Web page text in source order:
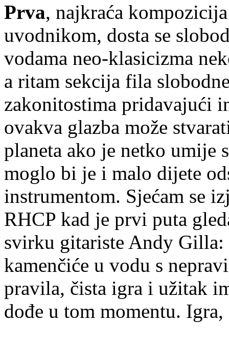
Prva, najkraća
uvodnikom, dosta se
vodama neo-klasicizma
a ritam sekcija fila
zakonitostima pridavajući
ovakva glazba može
planeta ako je netko umije
moglo bi je i malo dijete
instrumentom. Sjećam se
RHCP kad je prvi puta
svirku gitariste Andy Gilla:
kamenčiće u vodu s
pravila, čista igra i užitak
dođe u tom momentu.